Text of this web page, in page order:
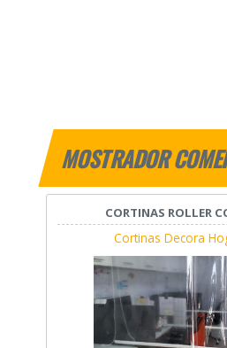
MOSTRADOR
CORTINAS ROLLER
Cortinas Decora